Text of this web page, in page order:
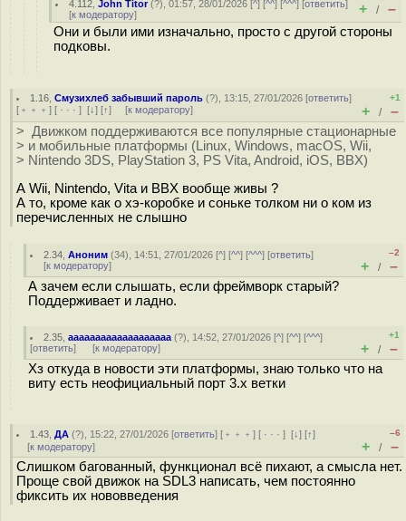
4.112 ,John Titor(?), 01:57, 28/01/2026 [^] [^^] [^^^] [ответить]
[к модератору] + / –
Они и были ими изначально, просто с другой стороны
подковы.
1.16 ,Смузихлеб забывший пароль (?), 13:15, 27/01/2026 [ответить]
[ ﹢﹢﹢ ] [ · · · ] [↓] [↑] [к модератору]
+1
+ / –
> Движком поддерживаются все популярные стационарные
> и мобильные платформы (Linux, Windows, macOS, Wii,
> Nintendo 3DS, PlayStation 3, PS Vita, Android, iOS, BBX)
А Wii, Nintendo, Vita и BBX вообще живы ?
А то, кроме как о хэ-коробке и соньке толком ни о ком из
перечисленных не слышно
2.34 ,Аноним (34), 14:51, 27/01/2026 [^] [^^] [^^^] [ответить]
[к модератору]
–2
+ / –
А зачем если слышать, если фреймворк старый?
Поддерживает и ладно.
2.35 ,aaaaaaaaaaaaaaaaaaa (?), 14:52, 27/01/2026 [^] [^^] [^^^]
[ответить] [к модератору]
+1
+ / –
Хз откуда в новости эти платформы, знаю только что на
виту есть неофициальный порт 3.x ветки
1.43 ,ДА (?), 15:22, 27/01/2026 [ответить] [ ﹢﹢﹢] [ · · ·][↓] [↑]
[к модератору]
–6
+ / –
Слишком багованный, функционал всё пихают, а смысла нет.
Проще свой движок на SDL3 написать, чем постоянно
фиксить их нововведения